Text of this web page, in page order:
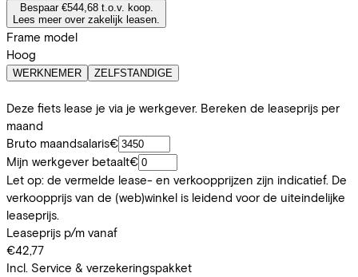
Bespaar €544,68 t.o.v. koop.
Lees meer over zakelijk leasen.
Frame model
Hoog
WERKNEMER ZELFSTANDIGE
Deze fiets lease je via je werkgever. Bereken de leaseprijs per
maand
Bruto maandsalaris€
Mijn werkgever betaalt€
Let op: de vermelde lease- en verkoopprijzen zijn indicatief. De
verkoopprijs van de (web)winkel is leidend voor de uiteindelijke
leaseprijs.
Leaseprijs p/m vanaf
€42,77
Incl. Service & verzekeringspakket